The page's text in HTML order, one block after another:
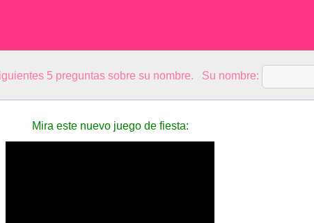
5 preguntas sobre su nombre. Su nombre:
Mira este nuevo juego de fiesta: